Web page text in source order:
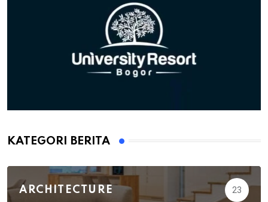
KATEGORI BERITA
ARCHITECTURE 23